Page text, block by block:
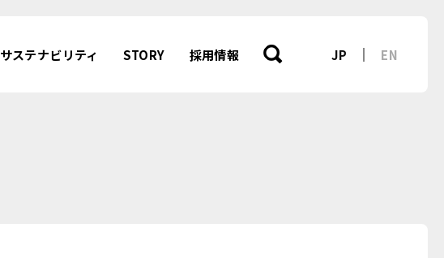
サステナビリティ STORY 採用情報 JP EN